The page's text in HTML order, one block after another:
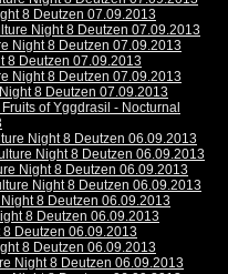
8 Deutzen 07.09.2013
Night 8 Deutzen 07.09.2013
Night 8 Deutzen 07.09.2013
8 Deutzen 07.09.2013
Night 8 Deutzen 07.09.2013
8 Deutzen 07.09.2013
of Yggdrasil - Nocturnal
Night 8 Deutzen 06.09.2013
Night 8 Deutzen 06.09.2013
Night 8 Deutzen 06.09.2013
Night 8 Deutzen 06.09.2013
8 Deutzen 06.09.2013
8 Deutzen 06.09.2013
Deutzen 06.09.2013
8 Deutzen 06.09.2013
Night 8 Deutzen 06.09.2013